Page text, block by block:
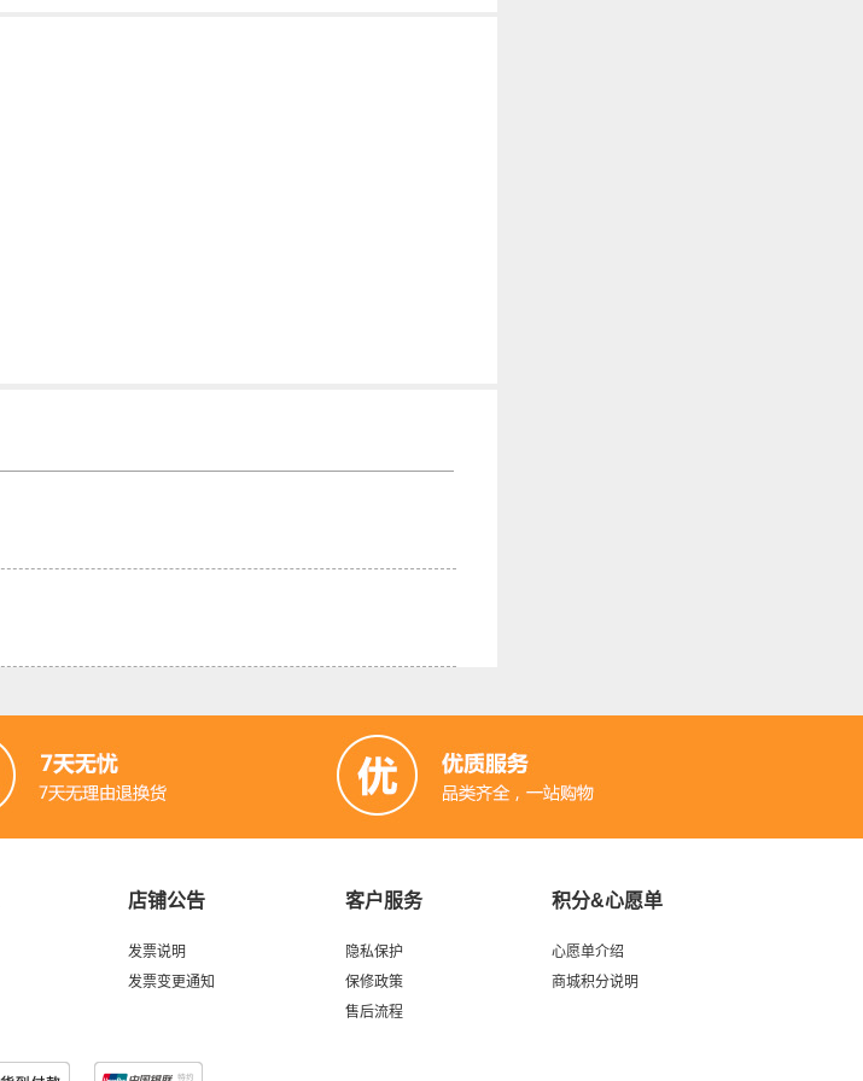
店铺公告
发票说明
发票变更通知
客户服务
隐私保护
保修政策
售后流程
积分&心愿单
心愿单介绍
商城积分说明